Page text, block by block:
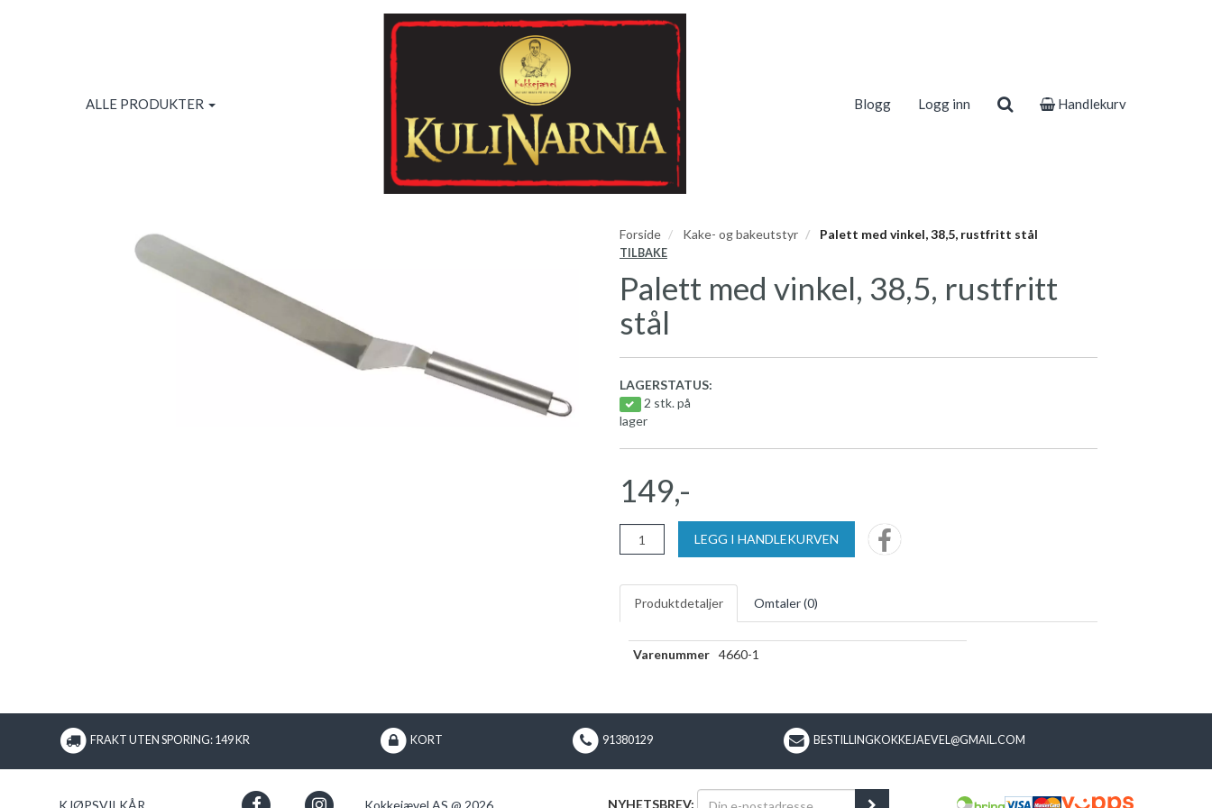
ALLE PRODUKTER Blogg Logg inn Handlekurv
Forside Kake- og bakeutstyr Palett med vinkel, 38,5, rustfritt stål
TILBAKE
Palett med vinkel, 38,5, rustfritt
stål
LAGERSTATUS:
2 stk. på
lager
149,-
LEGG I HANDLEKURVEN
Produktdetaljer Omtaler (0)
Varenummer 4660-1
FRAKT UTEN SPORING: 149 KR KORT 91380129 BESTILLINGKOKKEJAEVEL@GMAIL.COM
KJØPSVILKÅR Kokkejævel AS @ 2026 NYHETSBREV: